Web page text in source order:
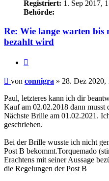
Registriert: 1. Sep 2017,
Behörde:
Re: Wie lange warten bis
bezahlt wird
Beitrag
von connigra » 28. Dez 2020,
Paul, letzteres kann ich dir
Kauf am 02.02.2018 dann musst
Nächste Brille am 01.02.2021.
geschrieben.
Bei der Brille wusste ich nicht
Post B bekommt.Torquemado
Erachtens mit seiner Aussage
die Regelungen der Post B